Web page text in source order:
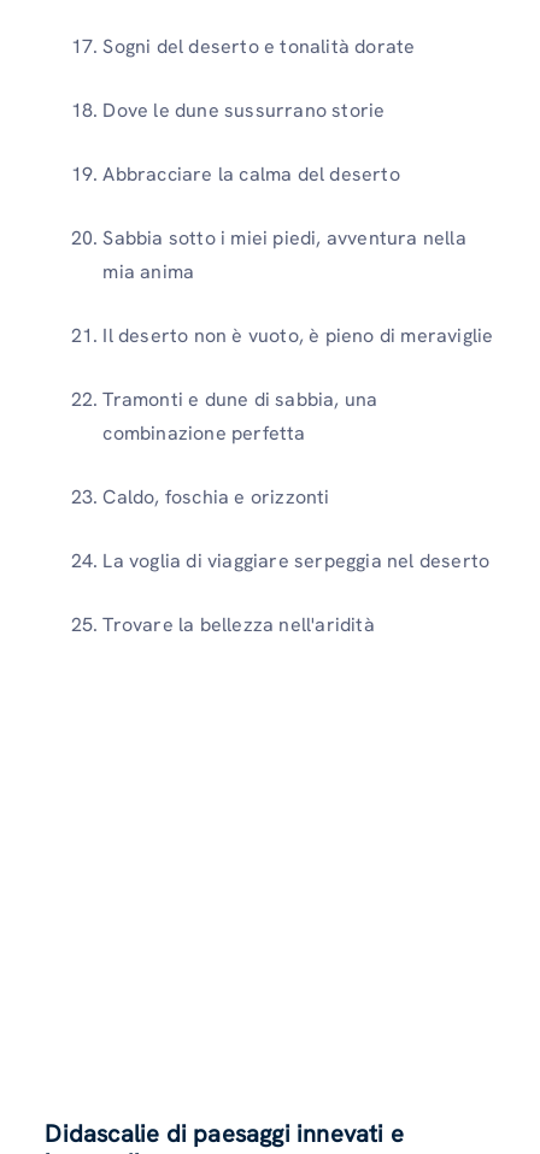
Sogni del deserto e tonalità dorate
Dove le dune sussurrano storie
Abbracciare la calma del deserto
Sabbia sotto i miei piedi, avventura nella
mia anima
Il deserto non è vuoto, è pieno di meraviglie
Tramonti e dune di sabbia, una
combinazione perfetta
Caldo, foschia e orizzonti
La voglia di viaggiare serpeggia nel deserto
Trovare la bellezza nell'aridità
Didascalie di paesaggi innevati e